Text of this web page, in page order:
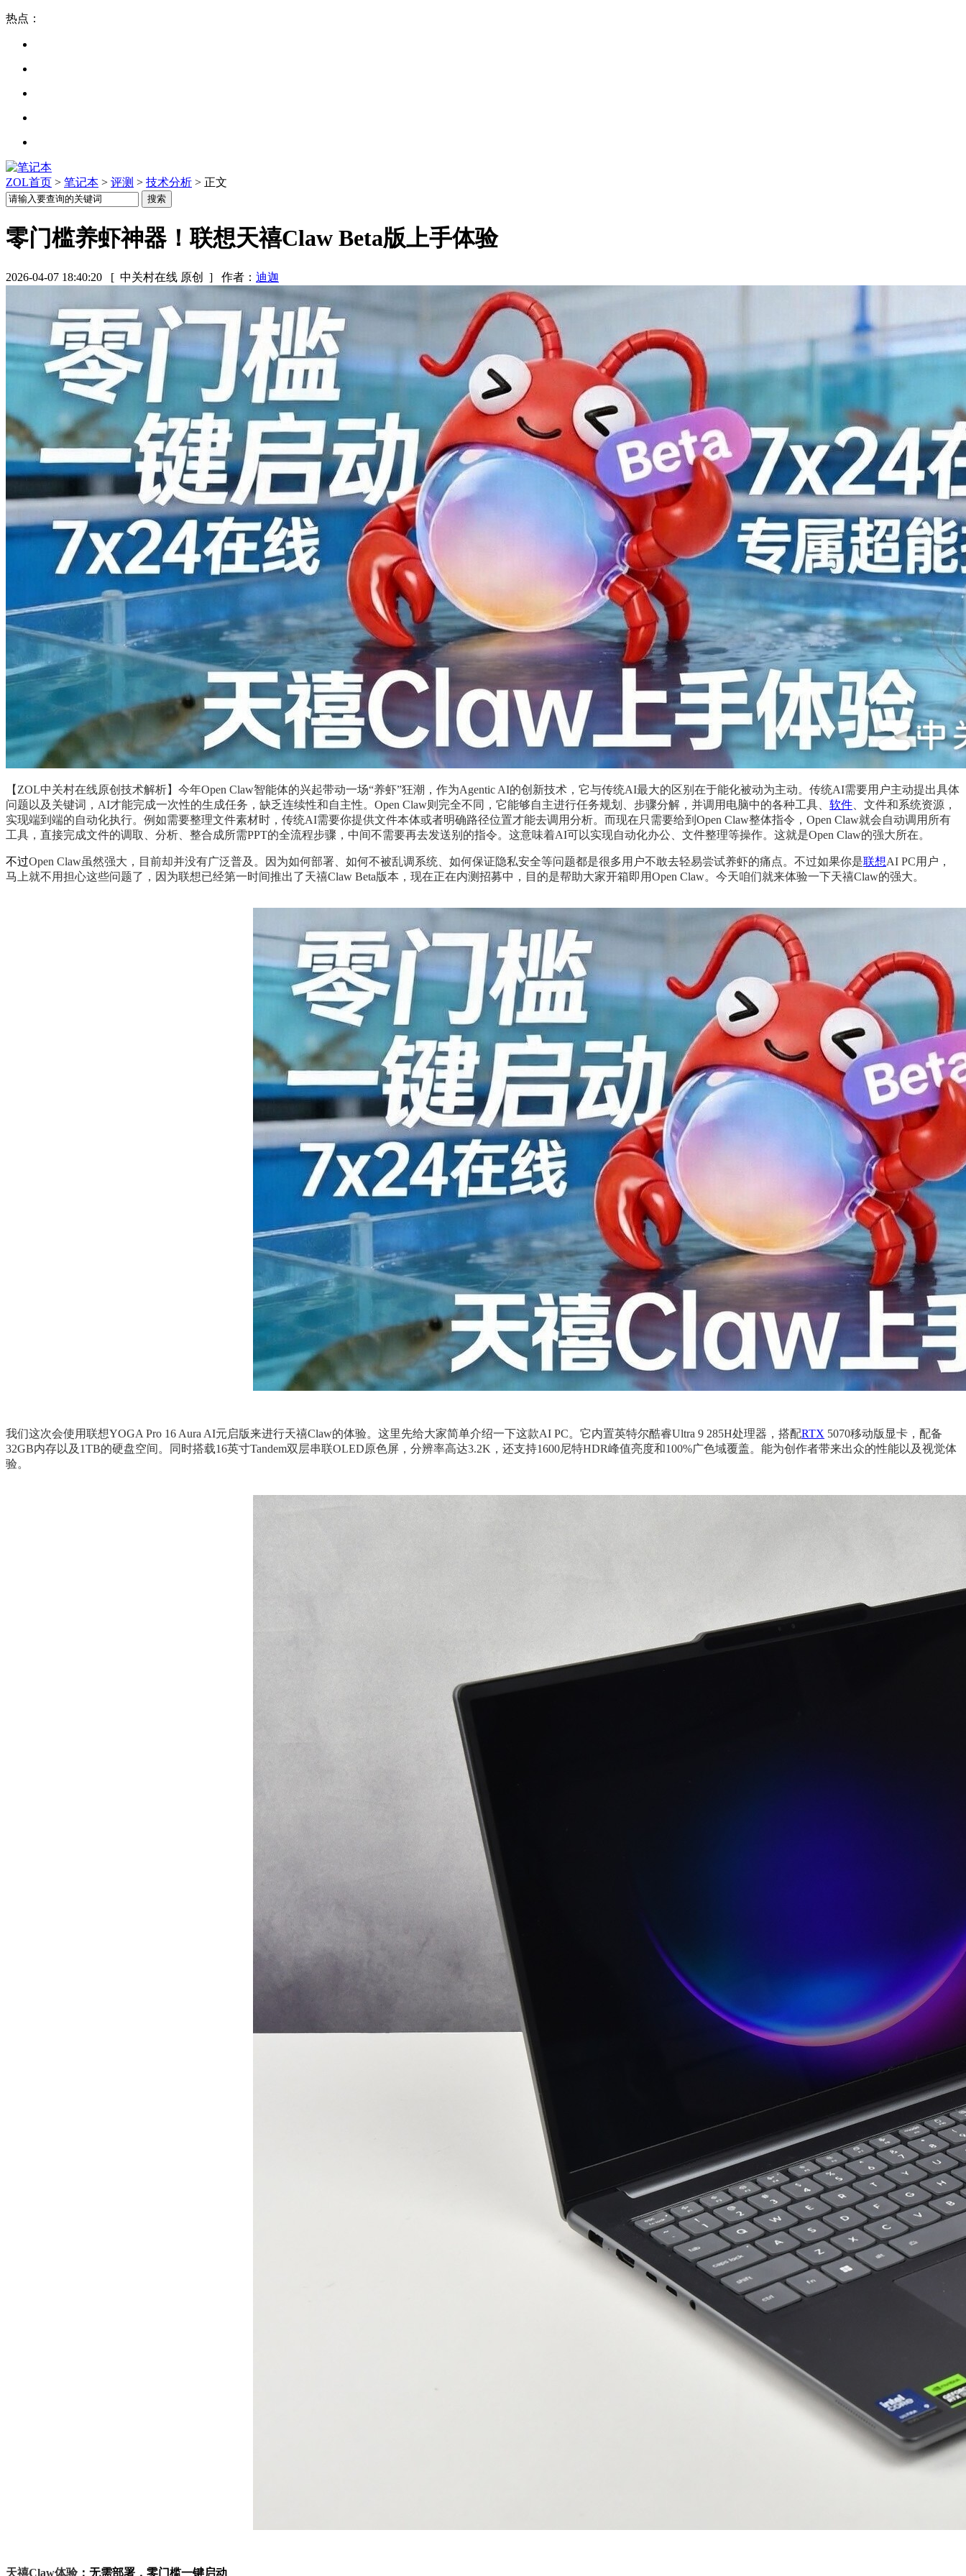
热点：
ZOL首页 > 笔记本 > 评测 > 技术分析 > 正文
零门槛养虾神器！联想天禧Claw Beta版上手体验
2026-04-07 18:40:20 [ 中关村在线 原创 ] 作者： 迪迦
【ZOL中关村在线原创技术解析】今年Open Claw智能体的兴起带动一场“养虾”狂潮，作为Agentic AI的创新技术，它与传统AI最大的区别在于能化被动为主动。传统AI需要用户主动提出具体
问题以及关键词，AI才能完成一次性的生成任务，缺乏连续性和自主性。Open Claw则完全不同，它能够自主进行任务规划、步骤分解，并调用电脑中的各种工具、 软件 、文件和系统资源，
实现端到端的自动化执行。例如需要整理文件素材时，传统AI需要你提供文件本体或者明确路径位置才能去调用分析。而现在只需要给到Open Claw整体指令，Open Claw就会自动调用所有
工具，直接完成文件的调取、分析、整合成所需PPT的全流程步骤，中间不需要再去发送别的指令。这意味着AI可以实现自动化办公、文件整理等操作。这就是Open Claw的强大所在。
不过Open Claw虽然强大，目前却并没有广泛普及。因为如何部署、如何不被乱调系统、如何保证隐私安全等问题都是很多用户不敢去轻易尝试养虾的痛点。不过如果你是联想AI PC用户，
马上就不用担心这些问题了，因为联想已经第一时间推出了天禧Claw Beta版本，现在正在内测招募中，目的是帮助大家开箱即用Open Claw。今天咱们就来体验一下天禧Claw的强大。
我们这次会使用联想YOGA Pro 16 Aura AI元启版来进行天禧Claw的体验。这里先给大家简单介绍一下这款AI PC。它内置英特尔酷睿Ultra 9 285H处理器，搭配RTX 5070移动版显卡，配备
32GB内存以及1TB的硬盘空间。同时搭载16英寸Tandem双层串联OLED原色屏，分辨率高达3.2K，还支持1600尼特HDR峰值亮度和100%广色域覆盖。能为创作者带来出众的性能以及视觉体
验。
天禧Claw体验 ：无需部署，零门槛一键启动